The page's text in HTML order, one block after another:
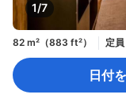
1/7
82 m²（883 ft²） 定
日付